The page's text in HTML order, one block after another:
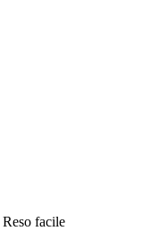
Reso facile